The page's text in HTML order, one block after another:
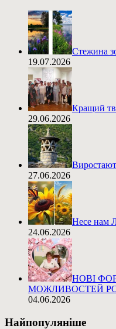
Стежина
19.07.2026
Кращий
29.06.2026
27.06.2026
Несе нам
24.06.2026
НОВІ
МОЖЛИВОСТЕЙ
04.06.2026
Найпопуляніше